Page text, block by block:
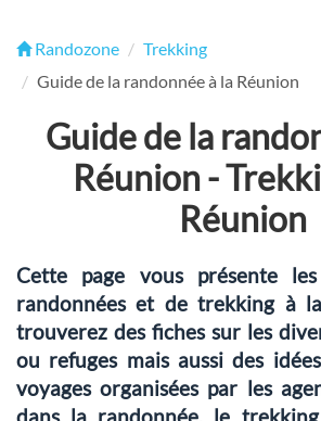
Randozone
Trekking
Guide de la randonnée à la Réunion
Guide de la
Réunion -
Réunion
Cette page vous présente
randonnées et de trekking à
trouverez des fiches sur les
ou refuges mais aussi des
voyages organisées par les